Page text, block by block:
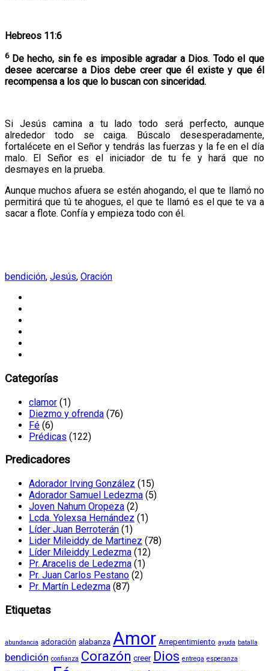
Hebreos 11:6
6 De hecho, sin fe es imposible agradar a Dios. Todo el que
desee acercarse a Dios debe creer que él existe y que él
recompensa a los que lo buscan con sinceridad.
Si Jesús camina a tu lado todo será perfecto, aunque
alrededor todo se caiga. Búscalo desesperadamente,
fortalécete en el Señor y tendrás las fuerzas y la fe en el día
malo. El Señor es el iniciador de tu fe y hará que no
desmayes en la prueba.
Aunque muchos afuera se estén ahogando, el que te llamó no
permitirá que tú te ahogues, el que te llamó es el que te va a
sacar a flote. Confía y empieza todo con él.
bendición, Jesús, Oración
Categorías
clamor (1)
Diezmo y ofrenda (76)
Fé (6)
Prédicas (122)
Predicadores
Adorador Irving González (15)
Adorador Samuel Ledezma (5)
Joven Nahum Oropeza (2)
Lcda. Yolexsa Hernández (1)
Líder Juan Berroterán (1)
Lider Mileiddy de Martinez (78)
Líder Mileiddy Ledezma (12)
Pr. Aracelis de Ledezma (1)
Pr. Juan Carlos Pestano (2)
Pr. Martín Ledezma (87)
Etiquetas
abundancia adoración alabanza Amor Arrepentimiento ayuda batalla
bendición confianza Corazón creer Dios entrega esperanza